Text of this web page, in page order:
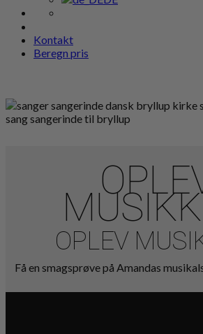
Kontakt
Beregn pris
OPLEV
Få en smagsprøve på Amandas